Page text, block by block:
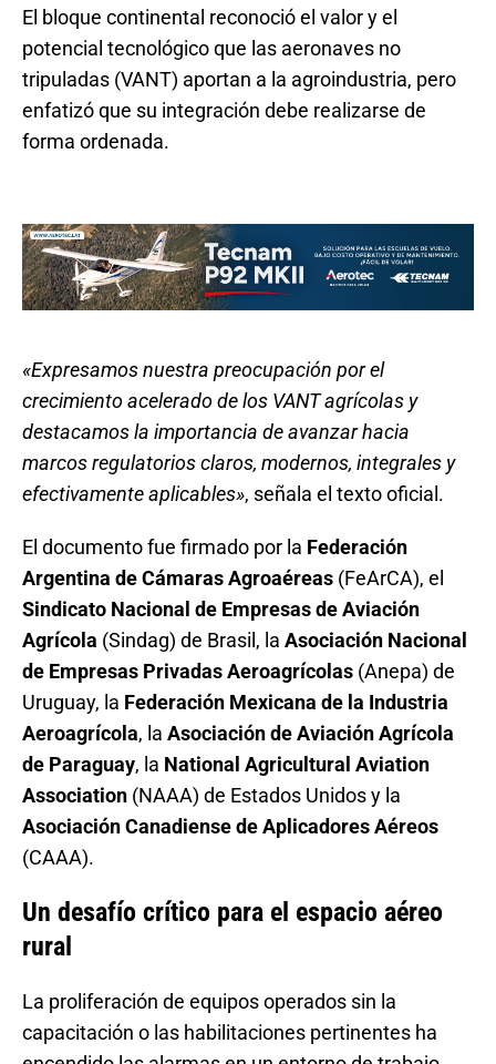
El bloque continental reconoció el valor y el
potencial tecnológico que las aeronaves no
tripuladas (VANT) aportan a la agroindustria, pero
enfatizó que su integración debe realizarse de
forma ordenada.
«Expresamos nuestra preocupación por el
crecimiento acelerado de los VANT agrícolas y
destacamos la importancia de avanzar hacia
marcos regulatorios claros, modernos, integrales y
efectivamente aplicables», señala el texto oficial.
El documento fue firmado por la Federación
Argentina de Cámaras Agroaéreas (FeArCA), el
Sindicato Nacional de Empresas de Aviación
Agrícola (Sindag) de Brasil, la Asociación Nacional
de Empresas Privadas Aeroagrícolas (Anepa) de
Uruguay, la Federación Mexicana de la Industria
Aeroagrícola, la Asociación de Aviación Agrícola
de Paraguay, la National Agricultural Aviation
Association (NAAA) de Estados Unidos y la
Asociación Canadiense de Aplicadores Aéreos
(CAAA).
Un desafío crítico para el espacio aéreo
rural
La proliferación de equipos operados sin la
capacitación o las habilitaciones pertinentes ha